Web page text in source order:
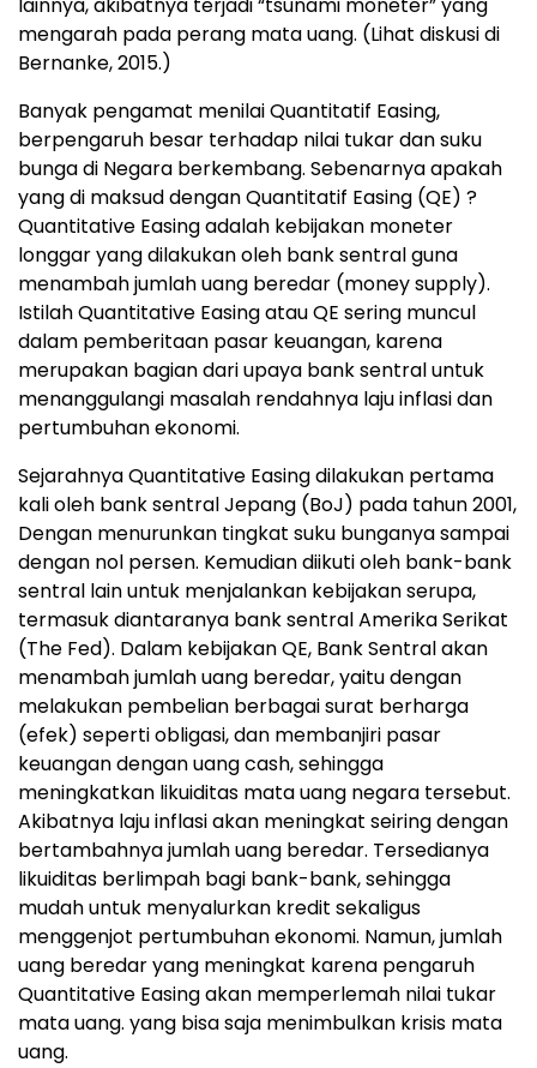
lainnya, akibatnya terjadi “tsunami moneter” yang
mengarah pada perang mata uang. (Lihat diskusi di
Bernanke, 2015.)
Banyak pengamat menilai Quantitatif Easing,
berpengaruh besar terhadap nilai tukar dan suku
bunga di Negara berkembang. Sebenarnya apakah
yang di maksud dengan Quantitatif Easing (QE) ?
Quantitative Easing adalah kebijakan moneter
longgar yang dilakukan oleh bank sentral guna
menambah jumlah uang beredar (money supply).
Istilah Quantitative Easing atau QE sering muncul
dalam pemberitaan pasar keuangan, karena
merupakan bagian dari upaya bank sentral untuk
menanggulangi masalah rendahnya laju inflasi dan
pertumbuhan ekonomi.
Sejarahnya Quantitative Easing dilakukan pertama
kali oleh bank sentral Jepang (BoJ) pada tahun 2001,
Dengan menurunkan tingkat suku bunganya sampai
dengan nol persen. Kemudian diikuti oleh bank-bank
sentral lain untuk menjalankan kebijakan serupa,
termasuk diantaranya bank sentral Amerika Serikat
(The Fed). Dalam kebijakan QE, Bank Sentral akan
menambah jumlah uang beredar, yaitu dengan
melakukan pembelian berbagai surat berharga
(efek) seperti obligasi, dan membanjiri pasar
keuangan dengan uang cash, sehingga
meningkatkan likuiditas mata uang negara tersebut.
Akibatnya laju inflasi akan meningkat seiring dengan
bertambahnya jumlah uang beredar. Tersedianya
likuiditas berlimpah bagi bank-bank, sehingga
mudah untuk menyalurkan kredit sekaligus
menggenjot pertumbuhan ekonomi. Namun, jumlah
uang beredar yang meningkat karena pengaruh
Quantitative Easing akan memperlemah nilai tukar
mata uang. yang bisa saja menimbulkan krisis mata
uang.